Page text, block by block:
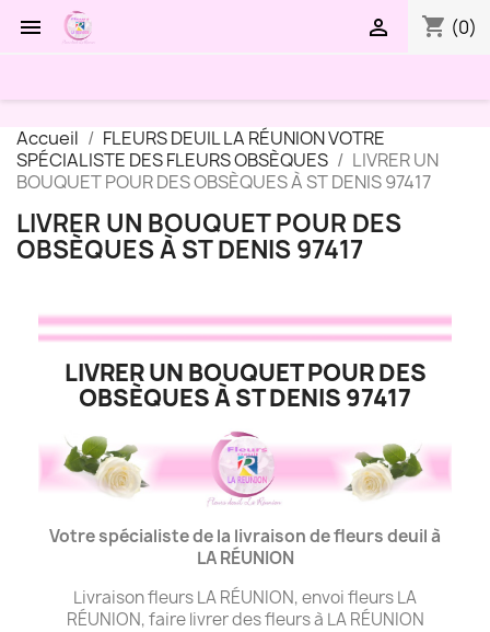
 shopping_cart (0)

Accueil
FLEURS DEUIL LA RÉUNION VOTRE
SPÉCIALISTE DES FLEURS OBSÈQUES
LIVRER UN
BOUQUET POUR DES OBSÈQUES À ST DENIS 97417
LIVRER UN BOUQUET POUR DES
OBSÈQUES À ST DENIS 97417
LIVRER UN BOUQUET POUR DES
OBSÈQUES À ST DENIS 97417
Votre spécialiste de la livraison de fleurs deuil à
LARÉUNION
Livraison fleurs LA RÉUNION, envoi fleurs LA
RÉUNION, faire livrer des fleurs à LA RÉUNION